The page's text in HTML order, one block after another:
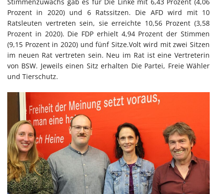
Prozent in 2020) und 6 Ratssitzen. Die AFD wird mit 10
Ratsleuten vertreten sein, sie erreichte 10,56 Prozent (3,58
Prozent in 2020). Die FDP erhielt 4,94 Prozent der Stimmen
(9,15 Prozent in 2020) und fünf Sitze.Volt wird mit zwei Sitzen
im neuen Rat vertreten sein. Neu im Rat ist eine Vertreterin
von BSW. Jeweils einen Sitz erhalten Die Partei, Freie Wähler
und Tierschutz.